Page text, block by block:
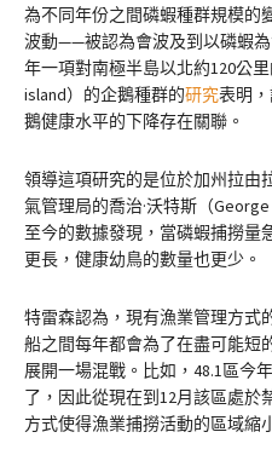
為不同年份之間磷蝦種群規模
波動——被認為會波及到以磷蝦
年一項對南極半島以北約120公
island）的企鵝種群的研究表明
鵝健康水平的下降存在關聯。
領導這項研究的是位於加州拉由
氣管理局的喬治·沃特斯（
至今的數據發現，當磷蝦捕撈量
更長，健康幼鳥的數量也更少。
特雷森認為，現有漁業管理方式
船之間每年都會為了在盡可能短
展開一場混戰。比如，48.1區今
了，因此從現在到12月該區處於
方式使得漁業捕撈活動的區域縮